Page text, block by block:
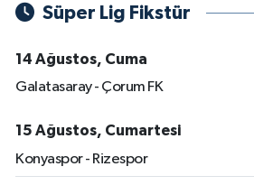
Süper Lig Fikstür
14 Ağustos, Cuma
Galatasaray - Çorum FK
15 Ağustos, Cumartesi
Konyaspor - Rizespor